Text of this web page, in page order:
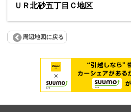
ＵＲ北砂五丁目Ｃ地区
周辺地図に戻る